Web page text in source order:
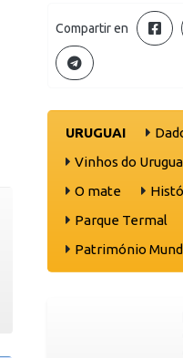
Compartir en
URUGUAI
Vinhos do
O mate
Parque Termal
Património